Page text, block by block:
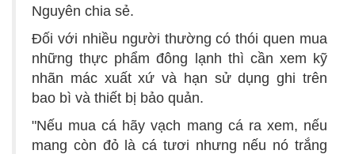
Nguyên chia sẻ.
Đối với nhiều người thường có thói quen mua
những thực phẩm đông lạnh thì cần xem kỹ
nhãn mác xuất xứ và hạn sử dụng ghi trên
bao bì và thiết bị bảo quản.
"Nếu mua cá hãy vạch mang cá ra xem, nếu
mang còn đỏ là cá tươi nhưng nếu nó trắng